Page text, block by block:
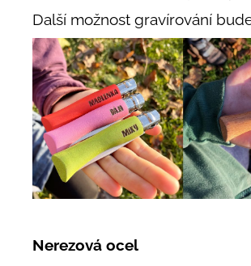
Další možnost gravírování
Nerezová ocel